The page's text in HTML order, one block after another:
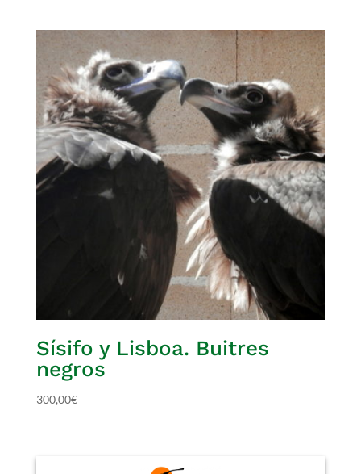
Sísifo y Lisboa. Buitres
negros
300,00€